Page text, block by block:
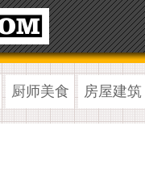
厨师美食 房屋建筑